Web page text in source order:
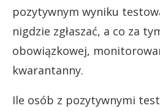
pozytywnym wyniku
nigdzie zgłaszać, a co za
obowiązkowej,
kwarantanny.
Ile osób z pozytywnymi